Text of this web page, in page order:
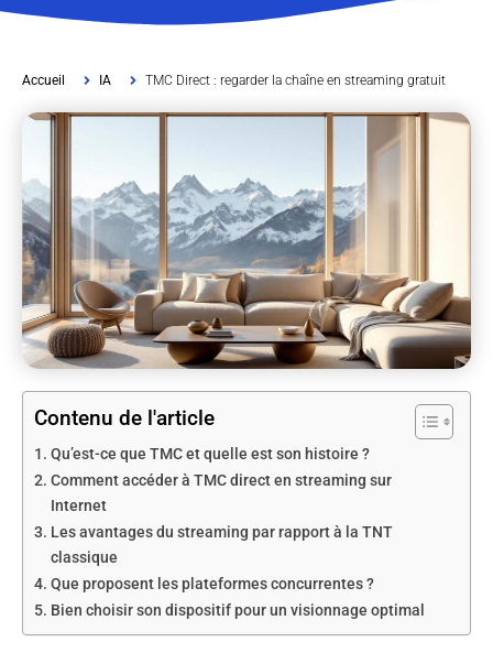
Accueil IA TMC Direct : regarder la chaîne en streaming gratuit
Contenu de l'article
Qu’est-ce que TMC et quelle est son histoire ?
Comment accéder à TMC direct en streaming sur
Internet
Les avantages du streaming par rapport à la TNT
classique
Que proposent les plateformes concurrentes ?
Bien choisir son dispositif pour un visionnage optimal